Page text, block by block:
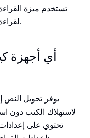
تستخدم ميزة
لقراءة النص الموجود على الشاشة بصوت عالٍ.
أي أجهزة
يوفر تحويل النص
لاستهلاك الكتب دون
تحتوي على